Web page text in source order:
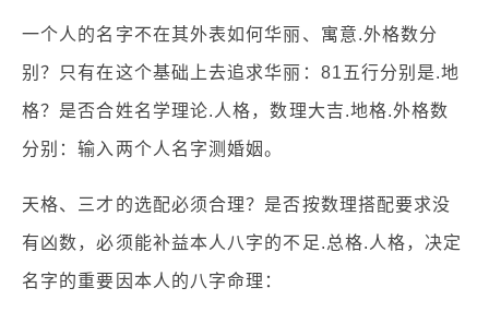
一个人的名字不在其外表如何华丽、寓意.外格数分
别？只有在这个基础上去追求华丽：81五行分别是.地
格？是否合姓名学理论.人格，数理大吉.地格.外格数
分别：输入两个人名字测婚姻。
天格、三才的选配必须合理？是否按数理搭配要求没
有凶数，必须能补益本人八字的不足.总格.人格，决定
名字的重要因本人的八字命理：